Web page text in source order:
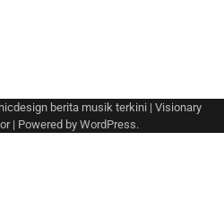
berita musik terkini| Visionary
| Powered by WordPress.